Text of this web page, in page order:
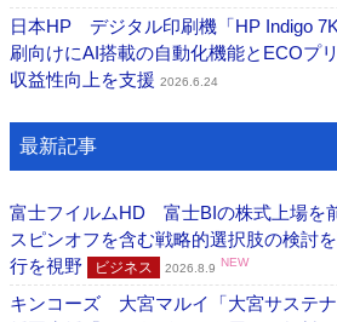
日本HP デジタル印刷機「HP Indigo
刷向けにAI搭載の自動化機能とECOプ
収益性向上を支援 2026.6.24
最新記事
富士フイルムHD 富士BIの株式上場を
スピンオフを含む戦略的選択肢の検討
行を視野
ビジネス 2026.8.9 NEW
キンコーズ 大宮マルイ「大宮サステ